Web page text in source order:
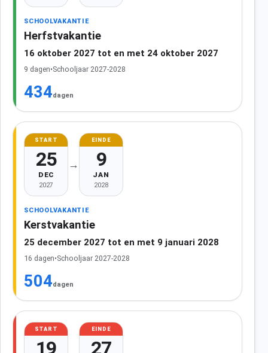
SCHOOLVAKANTIE
Herfstvakantie
16 oktober 2027 tot en met 24 oktober 2027
9 dagen•Schooljaar 2027-2028
434dagen
START
25
DEC
2027
→
EINDE
9
JAN
2028
SCHOOLVAKANTIE
Kerstvakantie
25 december 2027 tot en met 9 januari 2028
16 dagen•Schooljaar 2027-2028
504dagen
START
19
EINDE
27